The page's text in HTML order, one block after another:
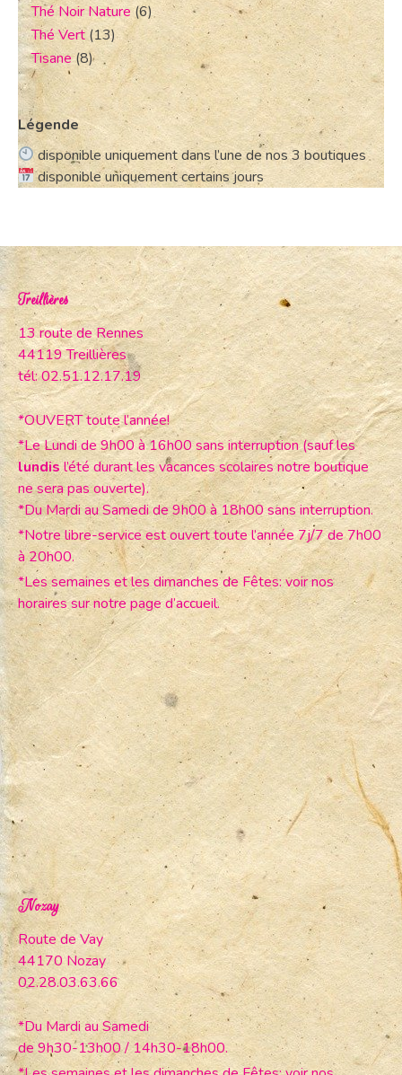
Thé Noir Nature (6)
Thé Vert (13)
Tisane (8)
Légende
disponible uniquement dans l’une de nos 3 boutiques
disponible uniquement certains jours
Treillières
13 route de Rennes
44119 Treillières
tél: 02.51.12.17.19
*OUVERT toute l’année!
*Le Lundi de 9h00 à 16h00 sans interruption (sauf les
lundisl’été durant les vacances scolaires notre boutique
ne sera pas ouverte).
*Du Mardi au Samedi de 9h00 à 18h00 sans interruption.
*Notre libre-service est ouvert toute l’année 7j/7 de 7h00
à 20h00.
*Les semaines et les dimanches de Fêtes: voir nos
horaires sur notre page d’accueil.
Nozay
Route de Vay
44170 Nozay
02.28.03.63.66
*Du Mardi au Samedi
de 9h30-13h00 / 14h30-18h00.